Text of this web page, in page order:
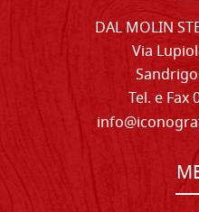
DAL MOLIN
Via
Tel. e Fax